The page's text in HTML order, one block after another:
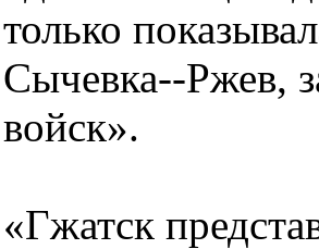
только
Сычевка--Ржев,
войск».
«Гжатск